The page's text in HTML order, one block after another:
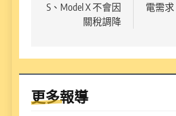
S、Model X 不會因
關稅調降
電需求
更多報導